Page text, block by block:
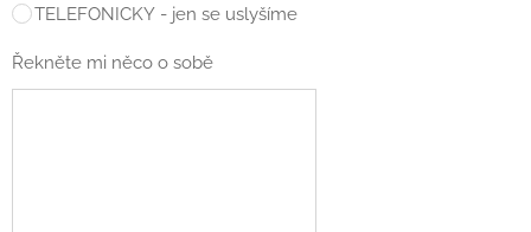
TELEFONICKY - jen se uslyšíme
Řekněte mi něco o sobě